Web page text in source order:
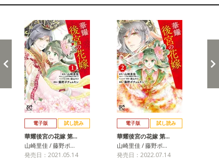
電子版 試し読み
華耀後宮の花嫁 第…
山崎里佳 / 藤野ポ…
発売日：2021.05.14
電子版 試し読み
華耀後宮の花嫁 第…
山崎里佳 / 藤野ポ…
発売日：2022.07.14